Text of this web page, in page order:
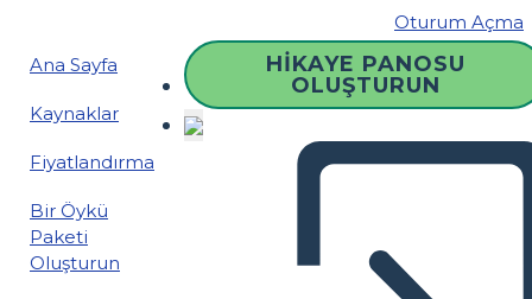
Oturum Açma
Ana Sayfa
Kaynaklar
Fiyatlandırma
Bir Öykü
Paketi
Oluşturun
HIKAYE PANOSU
OLUŞTURUN